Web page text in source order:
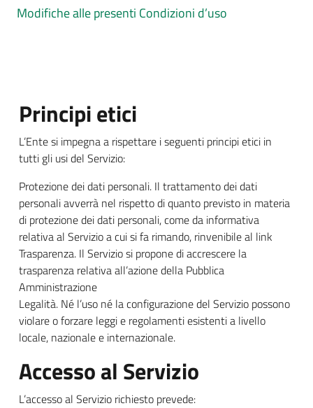
Modifiche alle presenti Condizioni d’uso
Principi etici
L’Ente si impegna a rispettare i seguenti principi etici in
tutti gli usi del Servizio:
Protezione dei dati personali. Il trattamento dei dati
personali avverrà nel rispetto di quanto previsto in materia
di protezione dei dati personali, come da informativa
relativa al Servizio a cui si fa rimando, rinvenibile al link
Trasparenza. Il Servizio si propone di accrescere la
trasparenza relativa all’azione della Pubblica
Amministrazione
Legalità. Né l’uso né la configurazione del Servizio possono
violare o forzare leggi e regolamenti esistenti a livello
locale, nazionale e internazionale.
Accesso al Servizio
L’accesso al Servizio richiesto prevede: